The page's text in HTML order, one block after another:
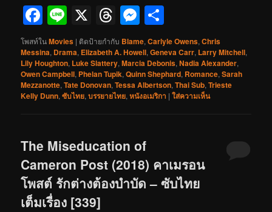
Facebook
Line
X Threads
Messenger
โพสท์ในMovies | ติดป้ายกำกับ Blame,Carlyle Owens,Chris
Messina, Drama, Elizabeth A. Howell,Geneva Carr, Larry Mitchell,
Lily Houghton, Luke Slattery,Marcia Debonis,Nadia Alexander,
Owen Campbell, Phelan Tupik,Quinn Shephard, Romance,Sarah
Mezzanotte,Tate Donovan,Tessa Albertson,Thai Sub,Trieste
Kelly Dunn,ซับไทย,บรรยายไทย,หนังอเมริกา |ใส่ความเห็น
The Miseducation of
Cameron Post (2018) คาเมรอน
โพสต์ รักต่างต้องบำบัด – ซับไทย
เต็มเรื่อง [339]